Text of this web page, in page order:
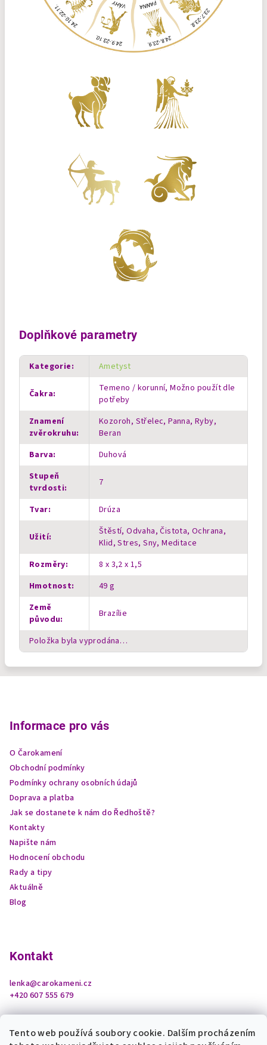
Tento web používá soubory cookie. Dalším procházením
Doplňkové parametry
Kategorie: Ametyst
Čakra:
Temeno / korunní, Možno použít dle
potřeby
Znamení
zvěrokruhu:
Kozoroh, Střelec, Panna, Ryby,
Beran
Barva:
Duhová
Stupeň
tvrdosti: 7
Tvar: Drúza
Užití:
Štěstí, Odvaha, Čistota, Ochrana,
Klid, Stres, Sny, Meditace
Rozměry:
8 x 3,2 x 1,5
Hmotnost:
49 g
Země
původu: Brazílie
Položka byla vyprodána…
Informace pro vás
O Čarokamení
Obchodní podmínky
Podmínky ochrany osobních údajů
Doprava a platba
Jak se dostanete k nám do Ředhoště?
Kontakty
Napište nám
Hodnocení obchodu
Rady a tipy
Aktuálně
Blog
Kontakt
lenka@carokameni.cz
+420 607 555 679